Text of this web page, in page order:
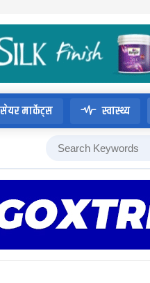
सेयर मार्केट्स स्वास्थ्य